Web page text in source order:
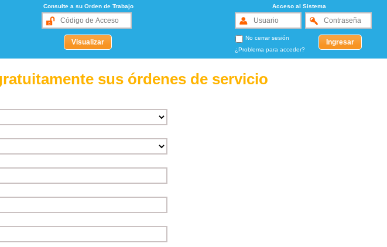
Consulte a su Orden de Trabajo Acceso al Sistema
No cerrar sesión
¿Problema para acceder?
sus órdenes de servicio